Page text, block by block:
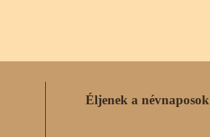
Éljenek a névnaposok